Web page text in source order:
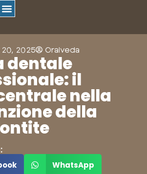
2025 Oralveda
dentale
il
nella
della
WhatsApp